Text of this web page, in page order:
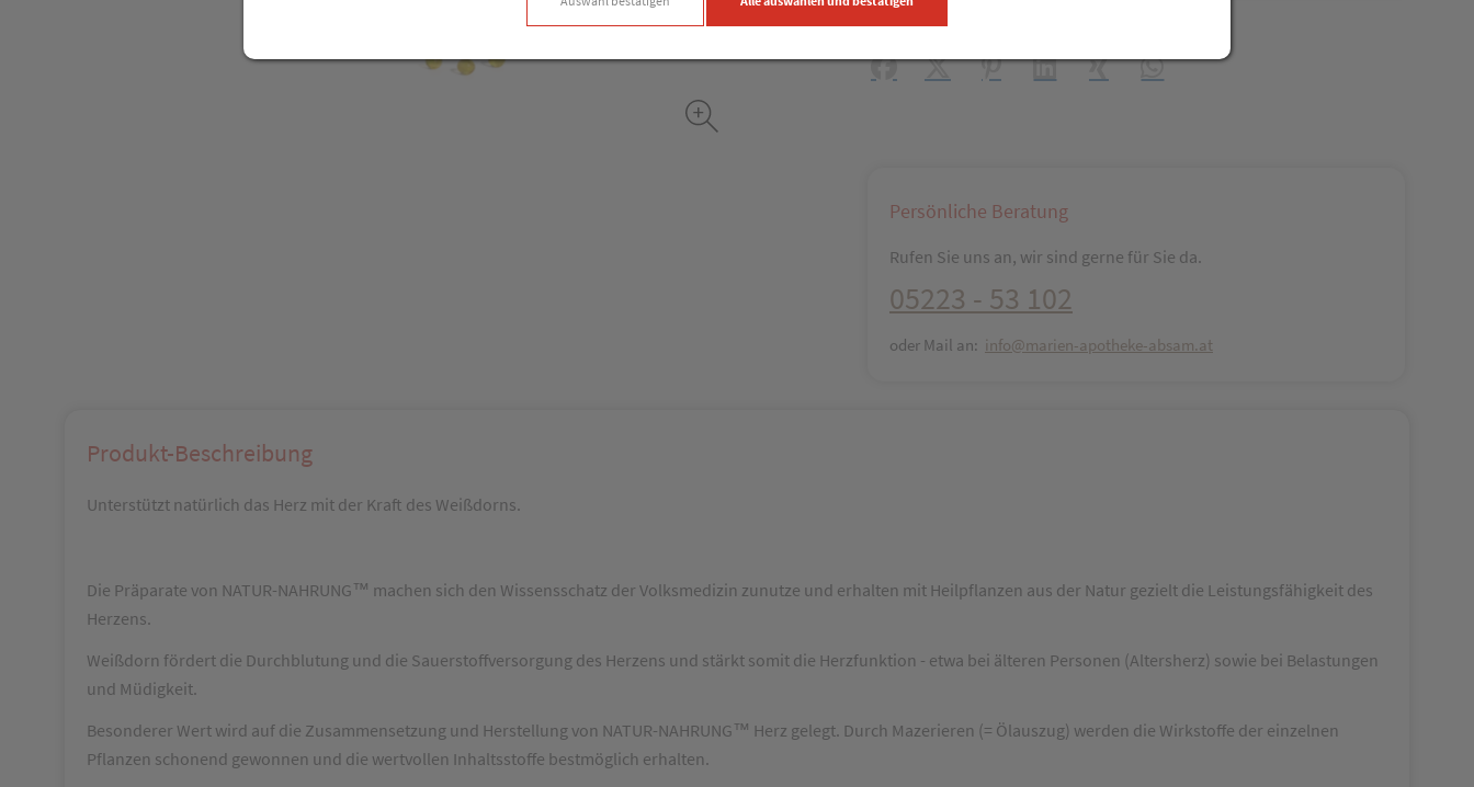
Produkt-Info mit Freunden teilen
Facebook
X PinterestLinkedInXing WhatsApp
Persönliche Beratung
Rufen Sie uns an, wir sind gerne für Sie da.
05223 - 53 102
oder Mail an: info@marien-apotheke-absam.at
Produkt-Beschreibung
Unterstützt natürlich das Herz mit der Kraft des Weißdorns.
Die Präparate von NATUR-NAHRUNG™ machen sich den Wissensschatz der Volksmedizin zunutze und erhalten mit Heilpflanzen aus der Natur gezielt die Leistungsfähigkeit des
Herzens.
Weißdorn fördert die Durchblutung und die Sauerstoffversorgung des Herzens und stärkt somit die Herzfunktion - etwa bei älteren Personen (Altersherz) sowie bei Belastungen
und Müdigkeit.
Besonderer Wert wird auf die Zusammensetzung und Herstellung von NATUR-NAHRUNG™ Herz gelegt. Durch Mazerieren (= Ölauszug) werden die Wirkstoffe der einzelnen
Pflanzen schonend gewonnen und die wertvollen Inhaltsstoffe bestmöglich erhalten.